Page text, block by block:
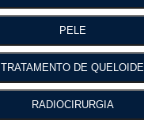
PELE
TRATAMENTO DE QUELOIDE
RADIOCIRURGIA